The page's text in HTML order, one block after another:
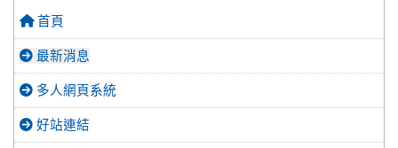
首頁
最新消息
多人網頁系統
好站連結